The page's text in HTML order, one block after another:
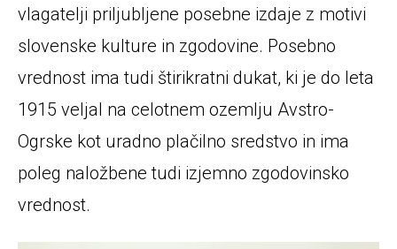
vlagatelji priljubljene posebne izdaje z motivi
slovenske kulture in zgodovine. Posebno
vrednost ima tudi štirikratni dukat, ki je do leta
1915 veljal na celotnem ozemlju Avstro-
Ogrske kot uradno plačilno sredstvo in ima
poleg naložbene tudi izjemno zgodovinsko
vrednost.